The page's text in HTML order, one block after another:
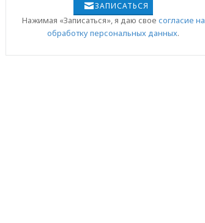
ЗАПИСАТЬСЯ
Нажимая «Записаться», я даю свое согласие на
обработку персональных данных.